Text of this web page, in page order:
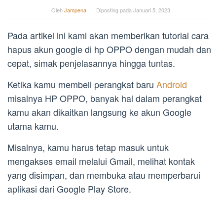
OlehJampena Diposting pada Januari 5, 2023
Pada artikel ini kami akan memberikan tutorial cara
hapus akun google di hp OPPO dengan mudah dan
cepat, simak penjelasannya hingga tuntas.
Ketika kamu membeli perangkat baru Android
misalnya HP OPPO, banyak hal dalam perangkat
kamu akan dikaitkan langsung ke akun Google
utama kamu.
Misalnya, kamu harus tetap masuk untuk
mengakses email melalui Gmail, melihat kontak
yang disimpan, dan membuka atau memperbarui
aplikasi dari Google Play Store.